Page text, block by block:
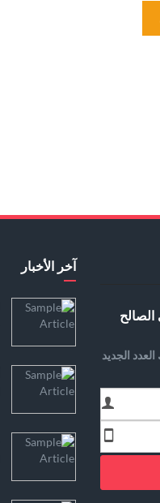
الصالح
الجديد
آخر الأخبار